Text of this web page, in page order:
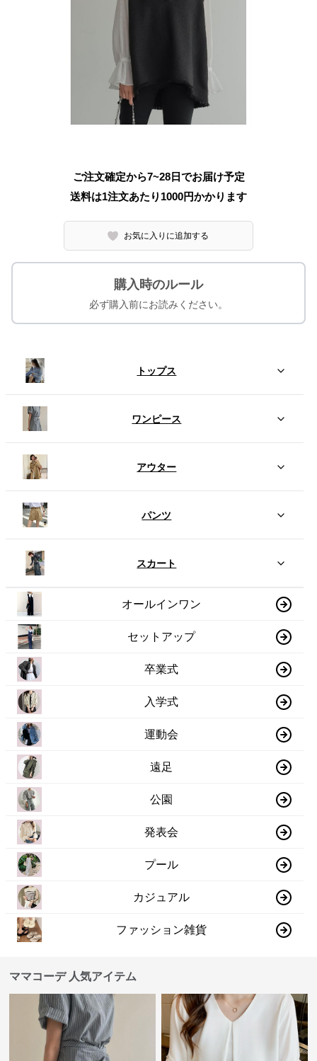
ご注文確定から7~28日でお届け予定
送料は1注文あたり 1000円かかります
お気に入りに追加する
購入時のルール
必ず購入前にお読みください。
トップス
ワンピース
アウター
パンツ
スカート
オールインワン
セットアップ
卒業式
入学式
運動会
遠足
公園
発表会
プール
カジュアル
ファッション雑貨
ママコーデ 人気アイテム